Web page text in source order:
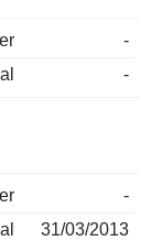
-
-
-
31/03/2013